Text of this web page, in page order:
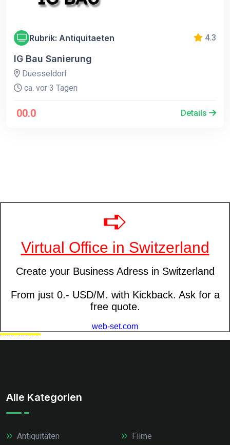
Rubrik: Antiquitaeten 4.3
IG Bau Sanierung
Duesseldorf
ca. vor 3 Tagen
00.0 Details
Alle Kategorien
Antiquitäten
Filme